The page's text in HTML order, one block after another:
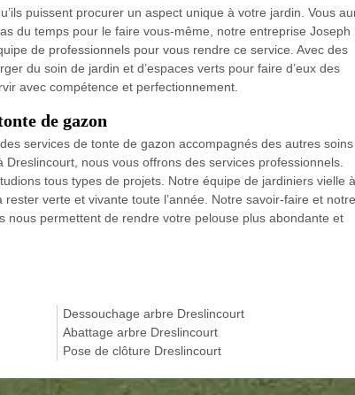
puissent procurer un aspect unique à votre jardin. Vous
du temps pour le faire vous-même, notre entreprise Joseph
de professionnels pour vous rendre ce service. Avec des
du soin de jardin et d’espaces verts pour faire d’eux des
avec compétence et perfectionnement.
de gazon
services de tonte de gazon accompagnés des autres soins
nous vous offrons des services professionnels.
tous types de projets. Notre équipe de jardiniers vielle à
verte et vivante toute l’année. Notre savoir-faire et notre
nous permettent de rendre votre pelouse plus abondante et
Dessouchage arbre Dreslincourt
Abattage arbre Dreslincourt
Pose de clôture Dreslincourt